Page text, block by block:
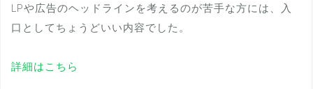
LPや広告のヘッドラインを考えるのが苦手な方には、入
口としてちょうどいい内容でした。
詳細はこちら